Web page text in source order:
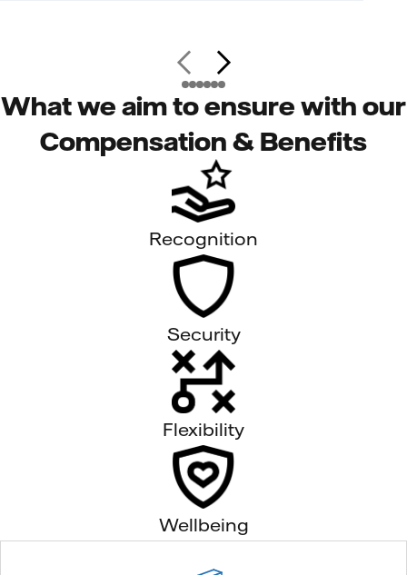
What we aim to ensure with our
Compensation & Benefits
Recognition
Security
Flexibility
Wellbeing